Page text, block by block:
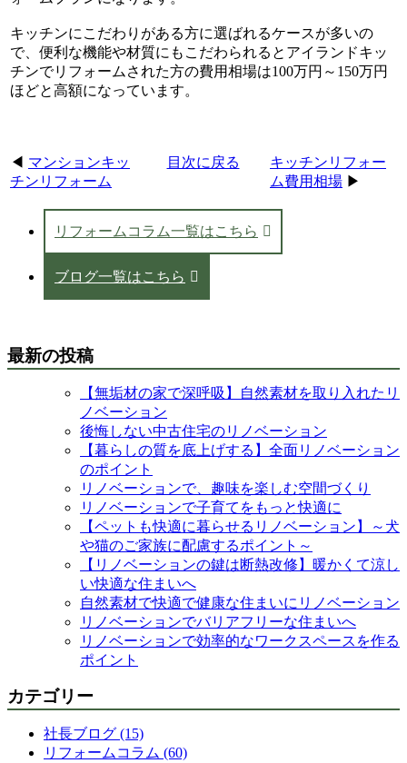
キッチンにこだわりがある方に選ばれるケースが多いの
で、便利な機能や材質にもこだわられるとアイランドキッ
チンでリフォームされた方の費用相場は100万円～150万円
ほどと高額になっています。
◀ マンションキッ
チンリフォーム
目次に戻る
キッチンリフォー
ム費用相場 ▶
リフォームコラム一覧はこちら
ブログ一覧はこちら
最新の投稿
【無垢材の家で深呼吸】自然素材を取り入れたリ
ノベーション
後悔しない中古住宅のリノベーション
【暮らしの質を底上げする】全面リノベーション
のポイント
リノベーションで、趣味を楽しむ空間づくり
リノベーションで子育てをもっと快適に
【ペットも快適に暮らせるリノベーション】～犬
や猫のご家族に配慮するポイント～
【リノベーションの鍵は断熱改修】暖かくて涼し
い快適な住まいへ
自然素材で快適で健康な住まいにリノベーション
リノベーションでバリアフリーな住まいへ
リノベーションで効率的なワークスペースを作る
ポイント
カテゴリー
社長ブログ (15)
リフォームコラム (60)